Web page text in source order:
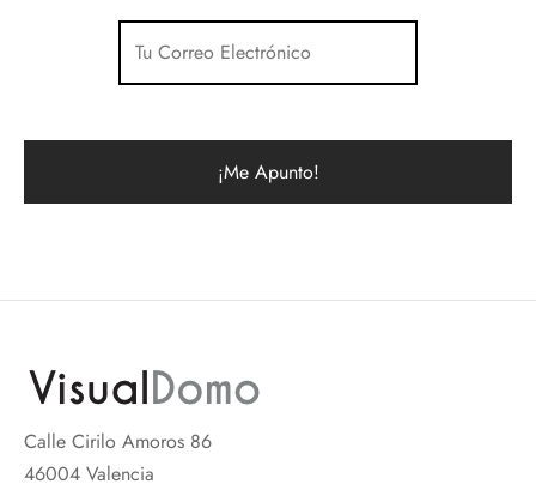
Calle Cirilo Amoros 86
46004 Valencia